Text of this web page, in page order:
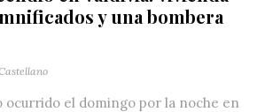
y una bombera
ocurrido el domingo por la noche en